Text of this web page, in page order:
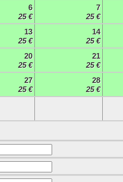
6
25 €
7
25 €
13
25 €
14
25 €
20
25 €
21
25 €
27
25 €
28
25 €